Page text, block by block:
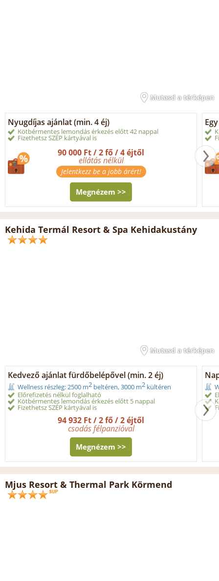
Mutasd a térképen
Nyugdíjas ajánlat (min. 4 éj)
Kötbérmentes lemondás érkezés előtt 42 nappal
Fizethetsz SZÉP kártyával is
90 000 Ft / 2 fő / 4 éjtől
ellátás nélkül
Jelentkezz be a jobb árért!
Megnézem >>
Kehida Termál Resort & Spa Kehidakustány
Mutasd a térképen
Kedvező ajánlat fürdőbelépővel (min. 2 éj)
Wellness részleg: 2500 m2 beltéren, 3000 m2 kültéren
Előrefizetés nélkül foglalható
Kötbérmentes lemondás érkezés előtt 5 nappal
Fizethetsz SZÉP kártyával is
94 932 Ft / 2 fő / 2 éjtől
csodás félpanzióval
Megnézem >>
Mjus Resort & Thermal Park Körmend